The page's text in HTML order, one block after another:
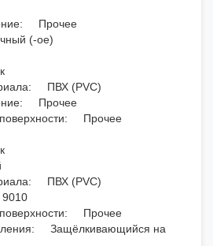
Прочее
(-ое)
ПВХ (PVC)
Прочее
Прочее
ПВХ (PVC)
Прочее
Защёлкивающийся на